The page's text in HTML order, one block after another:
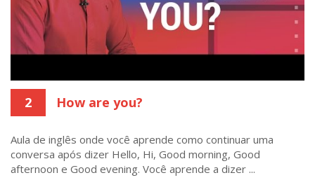
2 How are you?
Aula de inglês onde você aprende como continuar uma
conversa após dizer Hello, Hi, Good morning, Good
afternoon e Good evening. Você aprende a dizer ...